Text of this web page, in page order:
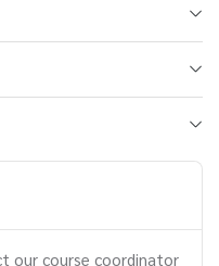
our course coordinator